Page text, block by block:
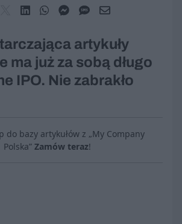
artykuły
ma już za sobą długo
IPO. Nie zabrakło
do bazy artykułów z „My Company
Polska” Zamów teraz!